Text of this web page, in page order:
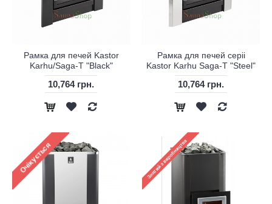
Рамка для печей Kastor
Karhu/Saga-T "Black"
10,764 грн.
Рамка для печей серіі
Kastor Karhu Saga-T "Steel"
10,764 грн.